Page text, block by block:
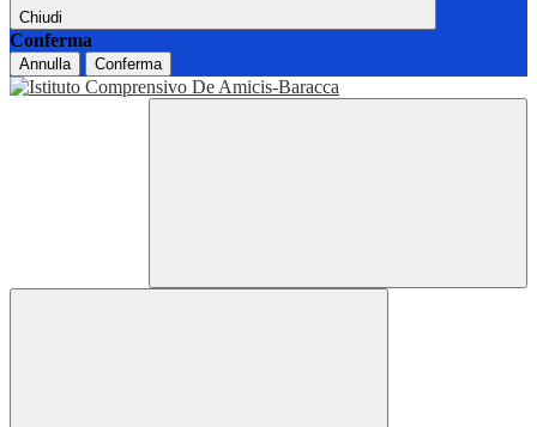
Chiudi
Conferma
Annulla Conferma